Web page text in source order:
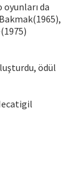
da
ödül